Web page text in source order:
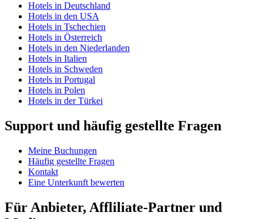
Hotels in Deutschland
Hotels in den USA
Hotels in Tschechien
Hotels in Österreich
Hotels in den Niederlanden
Hotels in Italien
Hotels in Schweden
Hotels in Portugal
Hotels in Polen
Hotels in der Türkei
Support und häufig gestellte Fragen
Meine Buchungen
Häufig gestellte Fragen
Kontakt
Eine Unterkunft bewerten
Für Anbieter, Affliliate-Partner und